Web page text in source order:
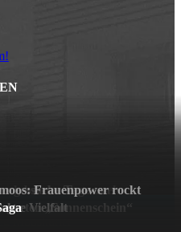
bei der Feuerwehr
Tage am
„Sonnenschein“
Vielfalt
Frauenpower rockt